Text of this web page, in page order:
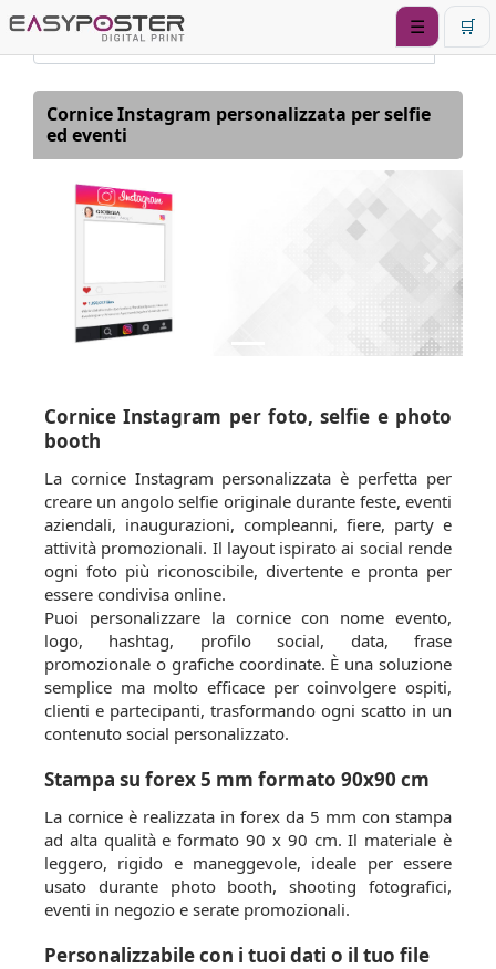
☰ 🛒
Cornice Instagram personalizzata per selfie
ed eventi
Next
Cornice Instagram per foto, selfie e photo
booth
La cornice Instagram personalizzata è perfetta per
creare un angolo selfie originale durante feste, eventi
aziendali, inaugurazioni, compleanni, fiere, party e
attività promozionali. Il layout ispirato ai social rende
ogni foto più riconoscibile, divertente e pronta per
essere condivisa online.
Puoi personalizzare la cornice con nome evento,
logo, hashtag, profilo social, data, frase
promozionale o grafiche coordinate. È una soluzione
semplice ma molto efficace per coinvolgere ospiti,
clienti e partecipanti, trasformando ogni scatto in un
contenuto social personalizzato.
Stampa su forex 5 mm formato 90x90 cm
La cornice è realizzata in forex da 5 mm con stampa
ad alta qualità e formato 90 x 90 cm. Il materiale è
leggero, rigido e maneggevole, ideale per essere
usato durante photo booth, shooting fotografici,
eventi in negozio e serate promozionali.
Personalizzabile con i tuoi dati o il tuo file